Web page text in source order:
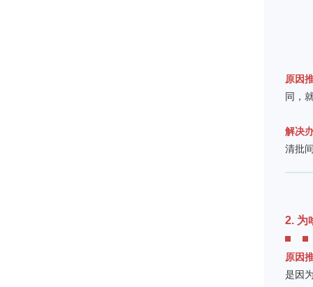
原因
同，
解决
清批
2. 为
原因
是因